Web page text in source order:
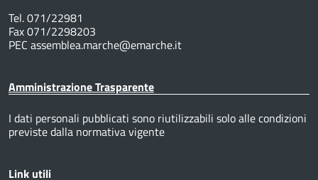
Tel. 071/22981
Fax 071/2298203
PEC assemblea.marche@emarche.it
Amministrazione Trasparente
I dati personali pubblicati sono riutilizzabili solo alle condizioni
previste dalla normativa vigente
Link utili